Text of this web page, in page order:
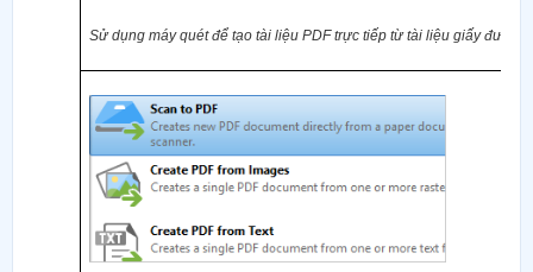
Sử dụng máy quét để tạo tài liệu PDF trực tiếp từ tài liệu giấy được